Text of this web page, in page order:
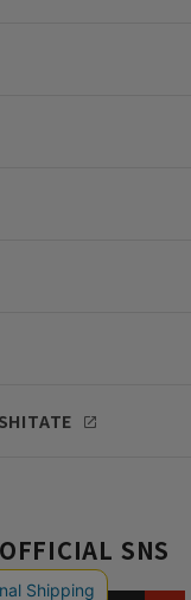
OFFICIAL SNS